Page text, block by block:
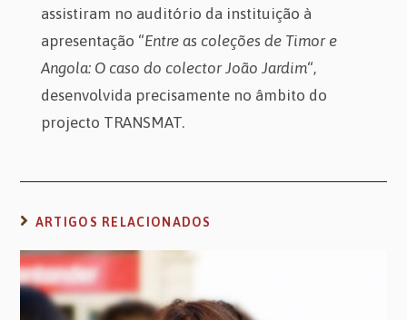
assistiram no auditório da instituição à
apresentação “Entre as coleções de Timor e
Angola: O caso do colector João Jardim“,
desenvolvida precisamente no âmbito do
projecto TRANSMAT.
ARTIGOS RELACIONADOS